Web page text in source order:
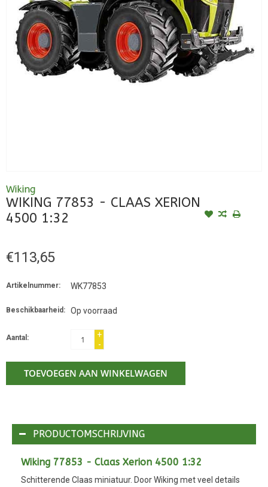
Wiking
WIKING 77853 - CLAAS XERION
4500 1:32
€113,65
Artikelnummer: WK77853
Beschikbaarheid: Op voorraad
Aantal:
+
-
TOEVOEGEN AAN WINKELWAGEN
PRODUCTOMSCHRIJVING
Wiking 77853 - Claas Xerion 4500 1:32
Schitterende Claas miniatuur. Door Wiking met veel details